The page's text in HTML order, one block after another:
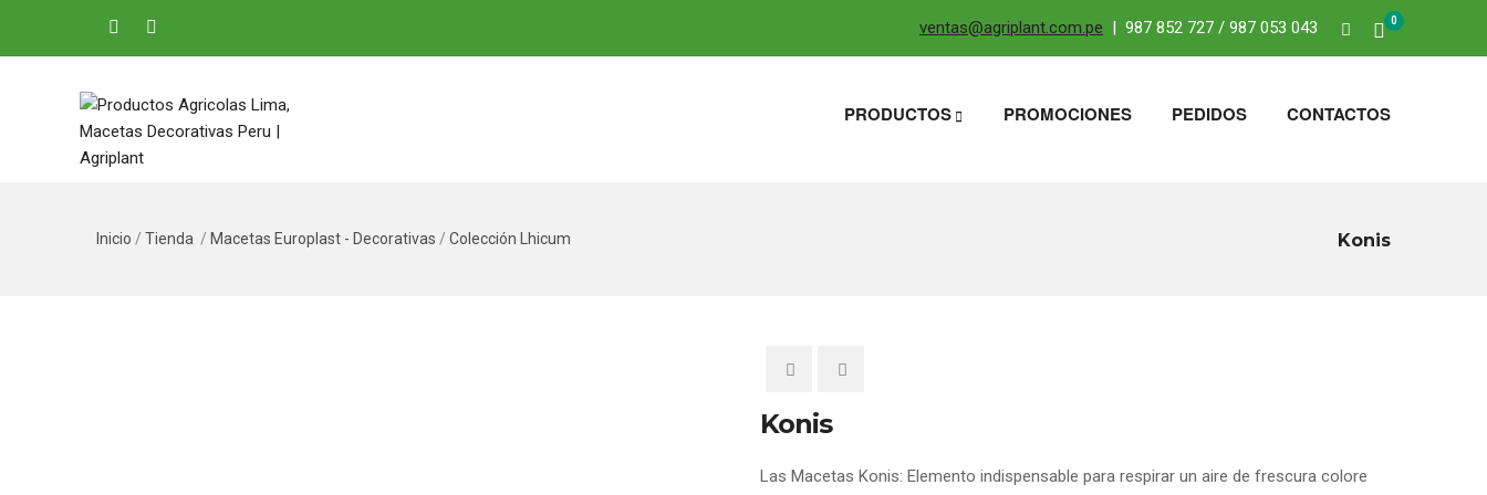
0
ventas@agriplant.com.pe | 987 852 727 / 987 053 043
PRODUCTOS PROMOCIONES PEDIDOS CONTACTOS
Konis
Inicio / Tienda / Macetas Europlast - Decorativas / Colección Lhicum
Konis
0
5
0
Las Macetas Konis: Elemento indispensable para respirar un aire de frescura colore